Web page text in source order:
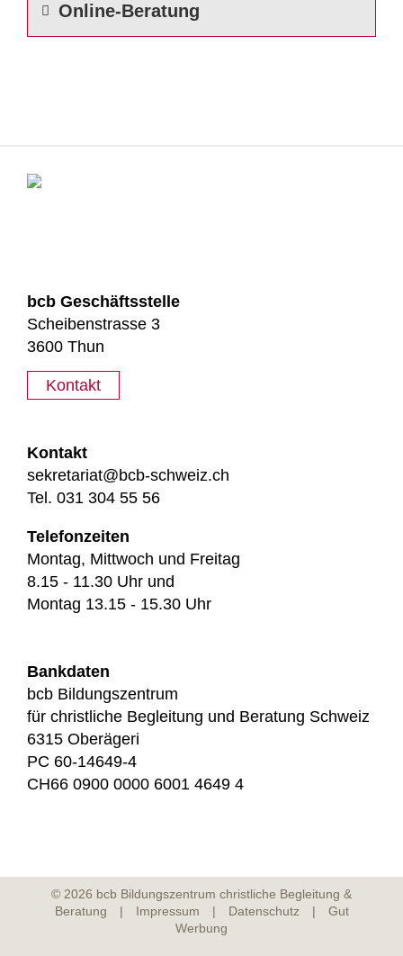
Online-Beratung
bcb Geschäftsstelle
Scheibenstrasse 3
3600 Thun
Kontakt
Kontakt
sekretariat@bcb-schweiz.ch
Tel. 031 304 55 56
Telefonzeiten
Montag, Mittwoch und Freitag
8.15 - 11.30 Uhr und
Montag 13.15 - 15.30 Uhr
Bankdaten
bcb Bildungszentrum
für christliche Begleitung und Beratung Schweiz
6315 Oberägeri
PC 60-14649-4
CH66 0900 0000 6001 4649 4
© 2026 bcb Bildungszentrum christliche Begleitung &
Beratung | Impressum | Datenschutz| Gut
Werbung